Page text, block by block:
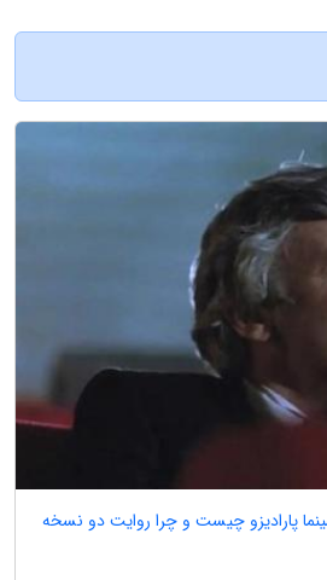
پارادیزو چیست و چرا روایت دو نسخه